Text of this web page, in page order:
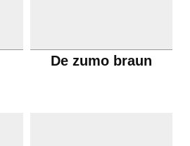
De zumo braun